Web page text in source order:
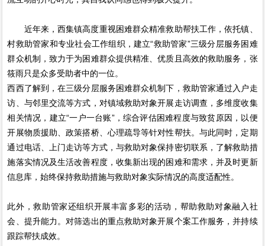
近年来，西集镇高度重视困难群众精准救助帮扶工作，依托镇、
村救助管家和专业社会工作组织，建立“救助管家”三级分层服务困难
群众机制，致力于为困难群众提供精准、优质且高效的救助服务，张
筱雨只是众多受助者中的一位。
西西了解到，在三级分层服务困难群众机制下，救助管家通过入户走
访、与邻里交流等方式，对镇域救助对象开展走访调查，多维度收集
相关情况，建立“一户一台账”，综合评估困难程度与致贫原因，以便
开展物质援助、政策搭桥、心理疏导等针对性帮扶。与此同时，定期
通过电话、上门走访等方式，与救助对象保持密切联系，了解救助措
施落实情况及生活改善程度，收集新出现的困难和需求，并及时更新
信息库，始终保持救助措施与救助对象实际情况的高度适配性。
此外，救助管家还组织开展丰富多彩的活动，帮助救助对象融入社
会、提升能力。对筛选出的重点救助对象开展个案工作服务，并持续
跟踪帮扶成效。